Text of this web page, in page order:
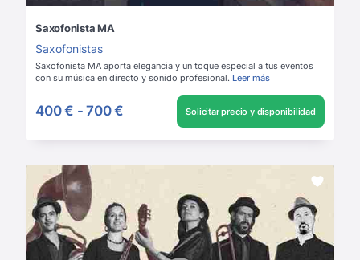
Saxofonista MA
Saxofonistas
Saxofonista MA aporta elegancia y un toque especial a tus eventos
con su música en directo y sonido profesional. Leer más
400 € - 700 € Solicitar precio y disponibilidad